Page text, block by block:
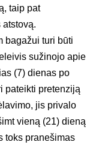
taip pat
bagažui turi būti
sužinojo apie
(7) dienas po
pateikti pretenziją
jis privalo
vieną (21) dieną
toks pranešimas